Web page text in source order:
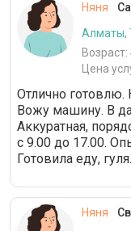
Няня
Алматы,
Возраст:
Цена
Отлично готовлю.
Вожу машину. В
Аккуратная,
с 9.00 до 17.00.
Готовила еду,
Няня